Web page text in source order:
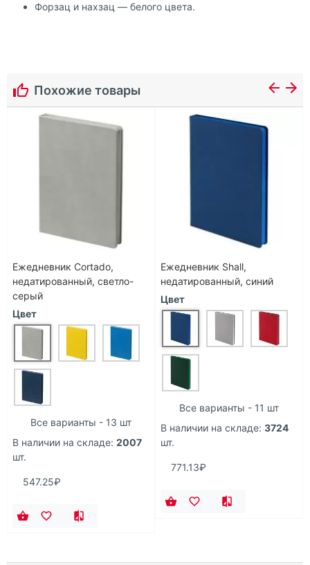
Форзац и нахзац — белого цвета.
Похожие товары
Ежедневник Cortado,
недатированный, светло-
серый
Цвет
Все варианты - 13 шт
В наличии на складе: 2007
шт.
547.25₽
Ежедневник Shall,
недатированный, синий
Цвет
Все варианты - 11 шт
В наличии на складе: 3724
шт.
771.13₽